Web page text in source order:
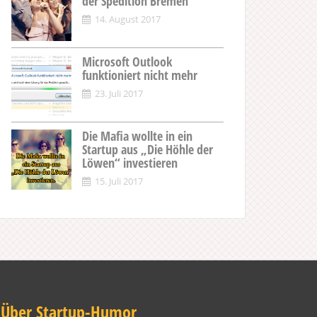
14. August 2017
Microsoft Outlook
funktioniert nicht mehr
23. Juli 2017
Die Mafia wollte in ein
Startup aus „Die Höhle der
Löwen“ investieren
15. Juli 2017
Über Startup-Humor